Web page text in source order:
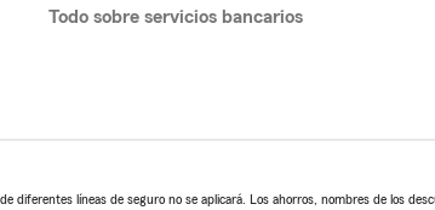
Todo sobre servicios bancarios
líneas de seguro no se aplicará. Los ahorros, nombres de los